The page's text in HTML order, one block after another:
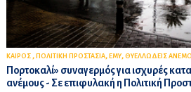
ΚΑΙΡΟΣ , ΠΟΛΙΤΙΚΗ ΠΡΟΣΤΑΣΙΑ, ΕΜΥ, ΘΥΕΛΛΩΔΕΙΣ ΑΝΕΜΟΙ
Πορτοκαλί» συναγερμός για ισχυρές
ανέμους - Σε επιφυλακή η Πολιτική